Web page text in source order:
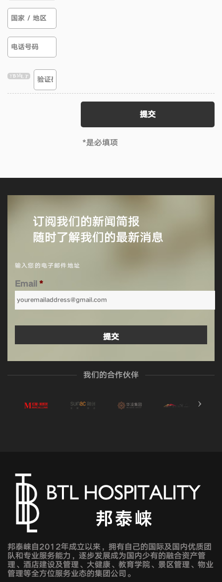
*是必填项
订阅我们的新闻简报
随时了解我们的最新消息
输入您的电子邮件地址
Email *
我们的合作伙伴
邦泰崃自2012年成立以来，拥有自己的国际及国内优质团
队和专业服务能力，逐步发展成为国内少有的融合资产管
理、酒店建设及管理、大健康、教育学院、景区管理、物业
管理等全方位服务业态的集团公司。